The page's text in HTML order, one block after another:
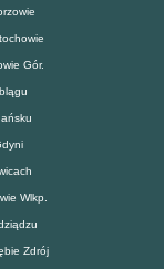
Gór.
Wlkp.
Zdrój